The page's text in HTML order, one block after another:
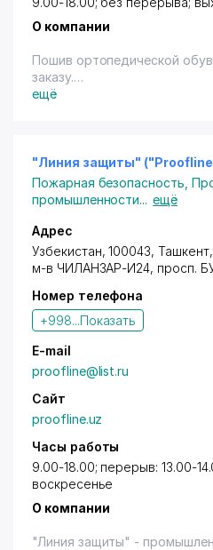
О компании
Пошив ортопедической
заказу.
ещё
"Линия защиты"
Пожарная безопасность
промышленности... ещё
Адрес
Узбекистан, 100043, Ташкент,
м-в ЧИЛАНЗАР-И24, просп.
Номер телефона
+998...Показать
E-mail
proofline@list.ru
Сайт
proofline.uz
Часы работы
9.00-18.00; перерыв: 13.00-
воскресенье
О компании
"Линия защиты" -